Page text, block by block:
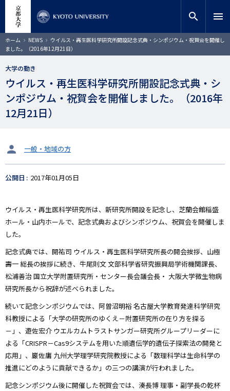
コ
ン
テ
ン
サイト内検索
検索
search menu
ホーム NEWS
ウイルス・再生医科学研究所開設記念式典・シンポジウム・祝賀会を開催し
ました。（2016年12月21日）
大学の動き
ウイルス・再生医科学研究所開設記念式典・シ
ンポジウム・祝賀会を開催しました。（2016年
12月21日）
タ
ッ
一般・地域の方
公開日 2017年01月05日
ウイルス・再生医科学研究所は、新研究所開設を記念し、芝蘭会館稲盛
ホール・山内ホールで、記念式典およびシンポジウム、祝賀会を開催しま
した。
記念式典では、開祐司 ウイルス・再生医科学研究所長の開会挨拶、山極
壽一 総長の挨拶に続き、牛尾則文 文部科学省研究振興局学術機関課長、
松浦善治 国立大学附置研究所・センター長会議会長・ 大阪大学微生物病
研究所長から祝辞が述べられました。
続いて記念シンポジウムでは、阿曽沼明裕 名古屋大学教育発達科学研究
科教授による「大学の研究所のゆくえ－附置研究所の在り方を探る
－」、遊佐宏介 ウエルカムトラストサンガー研究所グループリーダーに
よる「CRISPR－Cas9システムを用いた順遺伝学的遺伝子探索法の開発と
応用」、巌佐庸 九州大学理学研究院教授による「数理科学は生命科学の
推進にどのように貢献できるか」の三つの講演が行われました。
記念シンポジウム後に開催した祝賀会では、湊長博 理事・副学長の乾杯